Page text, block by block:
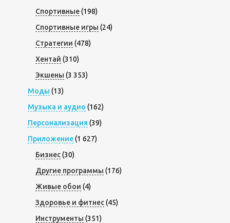
Спортивные(198)
Спортивные игры (24)
Стратегии (478)
Хентай (310)
Экшены (3 353)
Моды (13)
Музыка и аудио (162)
Персонализация (39)
Приложение(1 627)
Бизнес(30)
Другие программы (176)
Живые обои (4)
Здоровье и фитнес(45)
Инструменты (351)